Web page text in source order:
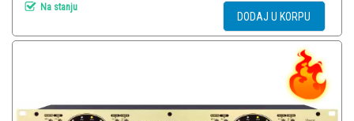
Na stanju
DODAJ U KORPU